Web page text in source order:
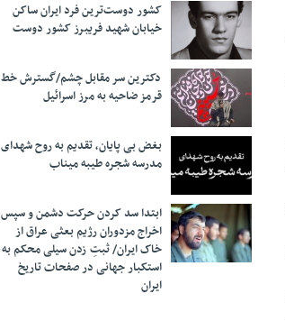
کشور دوست‌ترین فرد ایران ساکن
خیابان شهید فریبرز کشور دوست
دکترین سر مقابل چشم/گسترش خط
قرمز ضاحیه به مرز اسرائیل
بغض بی پایان، تقدیم به روح شهدای
مدرسه شجره طیبه میناب
ابتدا سد کردن حرکت دشمن و سپس
اخراج مزدوران رژیم بعثی عراق از
خاک ایران/ ثبتِ زدن سیلی محکم به
استکبار جهانی در صفحات تاریخ
ایران